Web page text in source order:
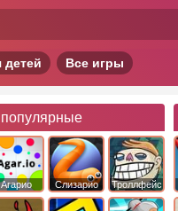
детей Все игры
Агарио Слизарио
Троллфейс
квест